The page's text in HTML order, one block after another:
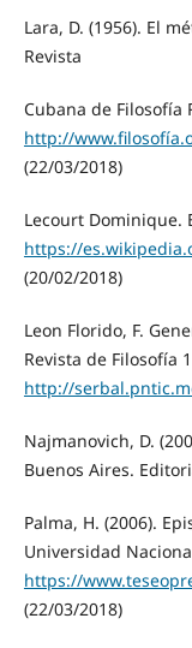
Lara, D. (1956). El
Revista
Cubana de Filosofía
http://
(22/03/2018)
Lecourt Dominique.
https://
(20/02/2018)
Leon Florido, F.
Revista de Filosofía
http://
Najmanovich, D.
Buenos Aires.
Palma, H. (2006).
Universidad
https://
(22/03/2018)